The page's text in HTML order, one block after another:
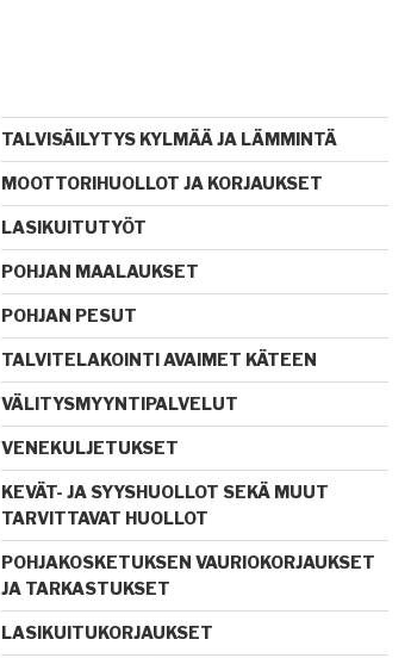
TALVISÄILYTYS KYLMÄÄ JA LÄMMINTÄ
MOOTTORIHUOLLOT JA KORJAUKSET
LASIKUITUTYÖT
POHJAN MAALAUKSET
POHJAN PESUT
TALVITELAKOINTI AVAIMET KÄTEEN
VÄLITYSMYYNTIPALVELUT
VENEKULJETUKSET
KEVÄT- JA SYYSHUOLLOT SEKÄ MUUT
TARVITTAVAT HUOLLOT
POHJAKOSKETUKSEN VAURIOKORJAUKSET
JA TARKASTUKSET
LASIKUITUKORJAUKSET